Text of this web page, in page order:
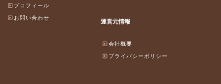
プロフィール
お問い合わせ
運営元情報
会社概要
プライバシーポリシー